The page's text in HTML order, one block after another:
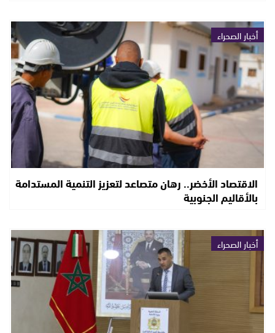
أخبار الصحراء
الاقتصاد الأخضر.. رهان متصاعد لتعزيز التنمية المستدامة
بالأقاليم الجنوبية
أخبار الصحراء